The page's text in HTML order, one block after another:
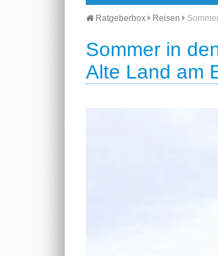
Ratgeberbox Reisen
Sommer in
Alte Land am